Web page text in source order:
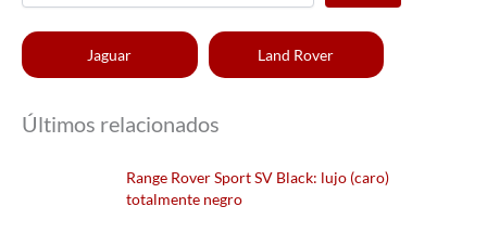
Jaguar Land Rover
Últimos relacionados
Range Rover Sport SV Black: lujo (caro)
totalmente negro